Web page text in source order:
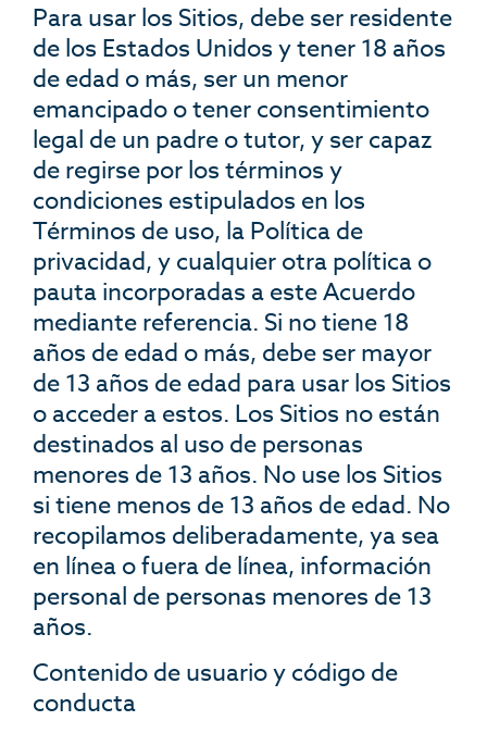
Para usar los Sitios, debe ser residente
de los Estados Unidos y tener 18 años
de edad o más, ser un menor
emancipado o tener consentimiento
legal de un padre o tutor, y ser capaz
de regirse por los términos y
condiciones estipulados en los
Términos de uso, la Política de
privacidad, y cualquier otra política o
pauta incorporadas a este Acuerdo
mediante referencia. Si no tiene 18
años de edad o más, debe ser mayor
de 13 años de edad para usar los Sitios
o acceder a estos. Los Sitios no están
destinados al uso de personas
menores de 13 años. No use los Sitios
si tiene menos de 13 años de edad. No
recopilamos deliberadamente, ya sea
en línea o fuera de línea, información
personal de personas menores de 13
años.
Contenido de usuario y código de
conducta